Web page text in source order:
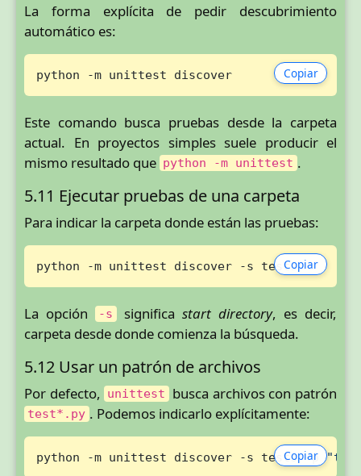
La forma explícita de pedir descubrimiento
automático es:
Copiar
python -m unittest discover
Este comando busca pruebas desde la carpeta
actual. En proyectos simples suele producir el
mismo resultado que python -m unittest .
5.11 Ejecutar pruebas de una carpeta
Para indicar la carpeta donde están las pruebas:
Copiar
python -m unittest discover -s tests
La opción -s significa start directory, es decir,
carpeta desde donde comienza la búsqueda.
5.12 Usar un patrón de archivos
Por defecto, unittest busca archivos con patrón
test*.py . Podemos indicarlo explícitamente:
Copiar
python -m unittest discover -s tests -p